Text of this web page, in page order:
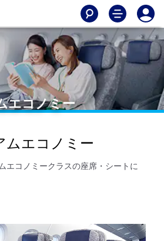
エコノミー
ムエコノミー
エコノミークラスの座席・シートに